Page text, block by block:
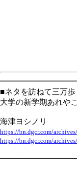
■ネタを訪ねて三万歩
大学の新学期あれや
海津ヨシノリ
https://bn.dgcr.com/
https://bn.dgcr.com/